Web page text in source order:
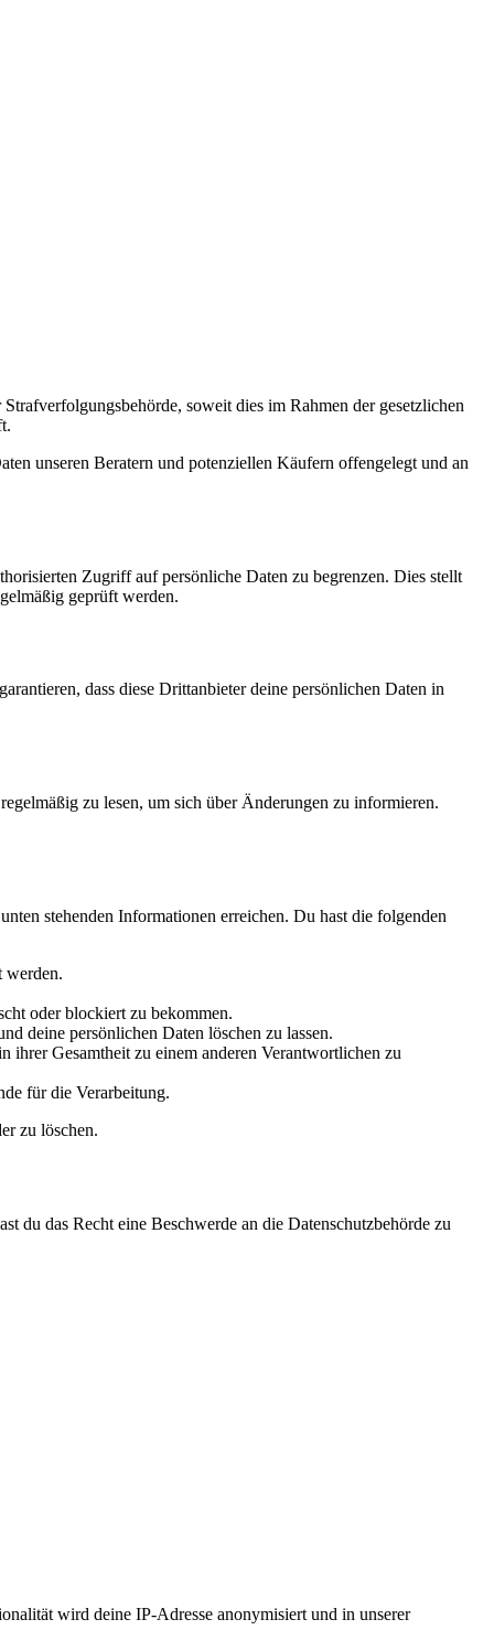
soweit dies im Rahmen der gesetzlichen
unseren Beratern und potenziellen Käufern offengelegt und an
Zugriff auf persönliche Daten zu begrenzen. Dies stellt
geprüft werden.
dass diese Drittanbieter deine persönlichen Daten in
zu lesen, um sich über Änderungen zu informieren.
stehenden Informationen erreichen. Du hast die folgenden
werden.
oder blockiert zu bekommen.
deine persönlichen Daten löschen zu lassen.
ihrer Gesamtheit zu einem anderen Verantwortlichen zu
für die Verarbeitung.
zu löschen.
du das Recht eine Beschwerde an die Datenschutzbehörde zu
wird deine IP-Adresse anonymisiert und in unserer